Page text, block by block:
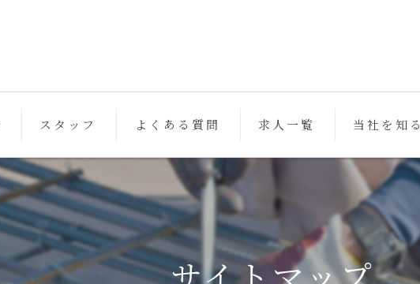
スタッフ よくある質問 求人一覧 当社を知る
鉄筋
未経験
働きやすい
サイトマップ